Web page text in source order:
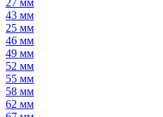
27 мм
43 мм
25 мм
46 мм
49 мм
52 мм
55 мм
58 мм
62 мм